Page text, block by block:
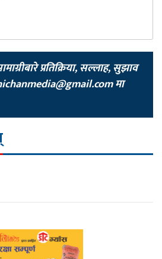
प्रतिक्रिया, सल्लाह, सुझाव
मा